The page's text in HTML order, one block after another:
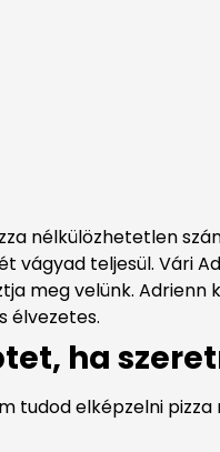
nélkülözhetetlen
vágyad teljesül. Vári
meg velünk.
élvezetes.
ha
tudod elképzelni